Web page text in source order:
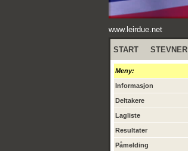
www.leirdue.net
START STEVNER
Meny:
Informasjon
Deltakere
Lagliste
Resultater
Påmelding